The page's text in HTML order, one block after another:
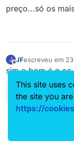
preço...só os
J
Offline
JFescreveu em
última edição por
sim o bom é q
This site uses
the site you
https://